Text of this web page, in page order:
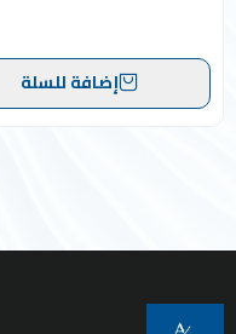
إضافة للسلة